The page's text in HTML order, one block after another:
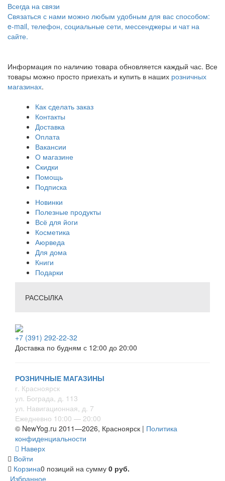
Всегда на связи
Связаться с нами можно любым удобным для вас способом:
e-mail, телефон, социальные сети, мессенджеры и чат на
сайте.
Информация по наличию товара обновляется каждый час. Все
товары можно просто приехать и купить в наших розничных
магазинах.
Как сделать заказ
Контакты
Доставка
Оплата
Вакансии
О магазине
Скидки
Помощь
Подписка
Новинки
Полезные продукты
Всё для йоги
Косметика
Аюрведа
Для дома
Книги
Подарки
РАССЫЛКА
+7 (391) 292-22-32
Доставка по будням с 12:00 до 20:00
РОЗНИЧНЫЕ МАГАЗИНЫ
г. Красноярск
ул. Бограда, д. 113
ул. Навигационная, д. 7
Ежедневно 10:00 — 20:00
© NewYog.ru 2011—2026, Красноярск | Политика
конфиденциальности
Наверх
Войти
Корзина0 позиций на сумму 0 руб.
Избранное